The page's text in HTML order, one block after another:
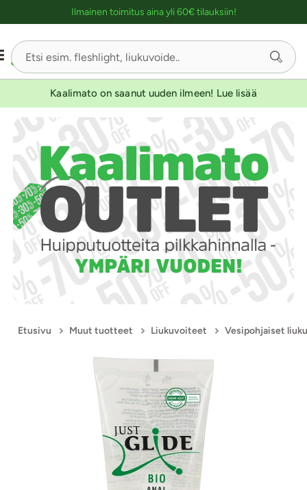
Ilmainen toimitus aina yli 60€ tilauksiin!
Kaalimato on saanut uuden ilmeen! Lue lisää
Etusivu Muut tuotteet Liukuvoiteet Vesipohjaiset